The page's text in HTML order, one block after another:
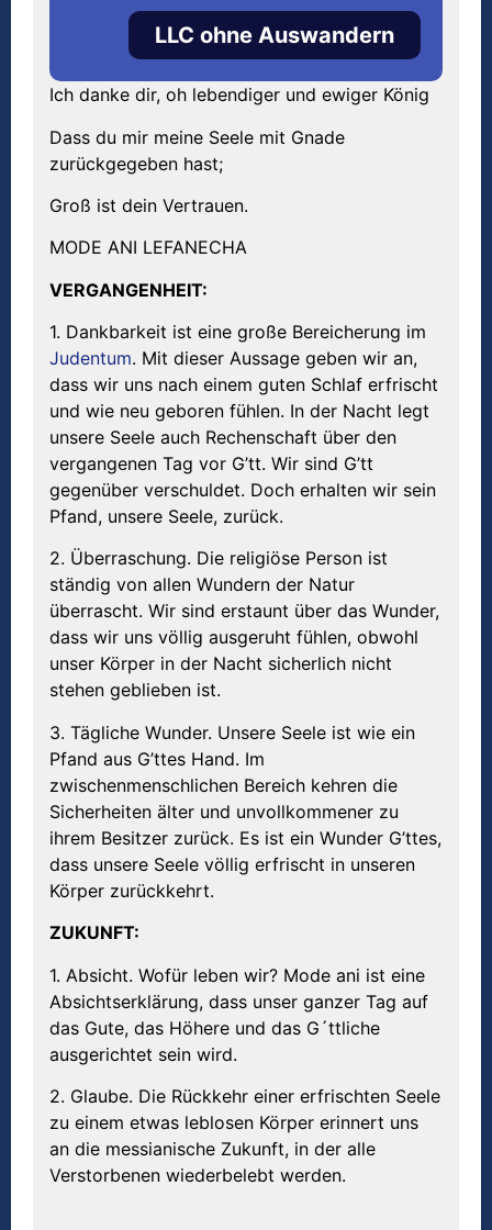
LLC ohne Auswandern
Ich danke dir, oh lebendiger und ewiger König
Dass du mir meine Seele mit Gnade
zurückgegeben hast;
Groß ist dein Vertrauen.
MODE ANI LEFANECHA
VERGANGENHEIT:
1. Dankbarkeit ist eine große Bereicherung im
Judentum. Mit dieser Aussage geben wir an,
dass wir uns nach einem guten Schlaf erfrischt
und wie neu geboren fühlen. In der Nacht legt
unsere Seele auch Rechenschaft über den
vergangenen Tag vor G’tt. Wir sind G’tt
gegenüber verschuldet. Doch erhalten wir sein
Pfand, unsere Seele, zurück.
2. Überraschung. Die religiöse Person ist
ständig von allen Wundern der Natur
überrascht. Wir sind erstaunt über das Wunder,
dass wir uns völlig ausgeruht fühlen, obwohl
unser Körper in der Nacht sicherlich nicht
stehen geblieben ist.
3. Tägliche Wunder. Unsere Seele ist wie ein
Pfand aus G’ttes Hand. Im
zwischenmenschlichen Bereich kehren die
Sicherheiten älter und unvollkommener zu
ihrem Besitzer zurück. Es ist ein Wunder G’ttes,
dass unsere Seele völlig erfrischt in unseren
Körper zurückkehrt.
ZUKUNFT:
1. Absicht. Wofür leben wir? Mode ani ist eine
Absichtserklärung, dass unser ganzer Tag auf
das Gute, das Höhere und das G´ttliche
ausgerichtet sein wird.
2. Glaube. Die Rückkehr einer erfrischten Seele
zu einem etwas leblosen Körper erinnert uns
an die messianische Zukunft, in der alle
Verstorbenen wiederbelebt werden.